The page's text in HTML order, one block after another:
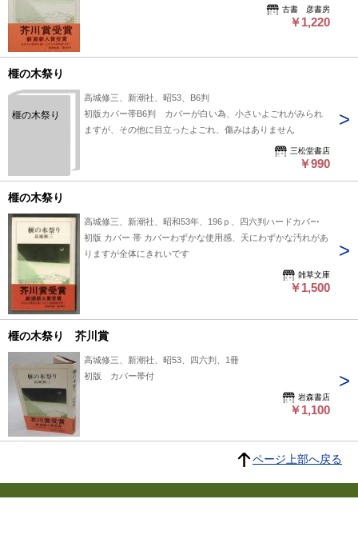
古書 彦書房
￥1,220
榧の木祭り
榧の木祭り
高城修三、新潮社、昭53、B6判
初版カバー帯B6判 カバーが白い為、小さいよごれがみられ
ますが、その他に目立ったよごれ、傷みはありません
三松堂書店
￥990
榧の木祭り
高城修三、新潮社、昭和53年、196ｐ、四六判ハードカバー
初版 カバー 帯 カバーわずかな使用感、天にわずかな汚れがあ
りますが全体にきれいです
雑草文庫
￥1,500
榧の木祭り 芥川賞
高城修三、新潮社、昭53、四六判、1冊
初版 カバー帯付
岩森書店
￥1,100
ページ上部へ戻る